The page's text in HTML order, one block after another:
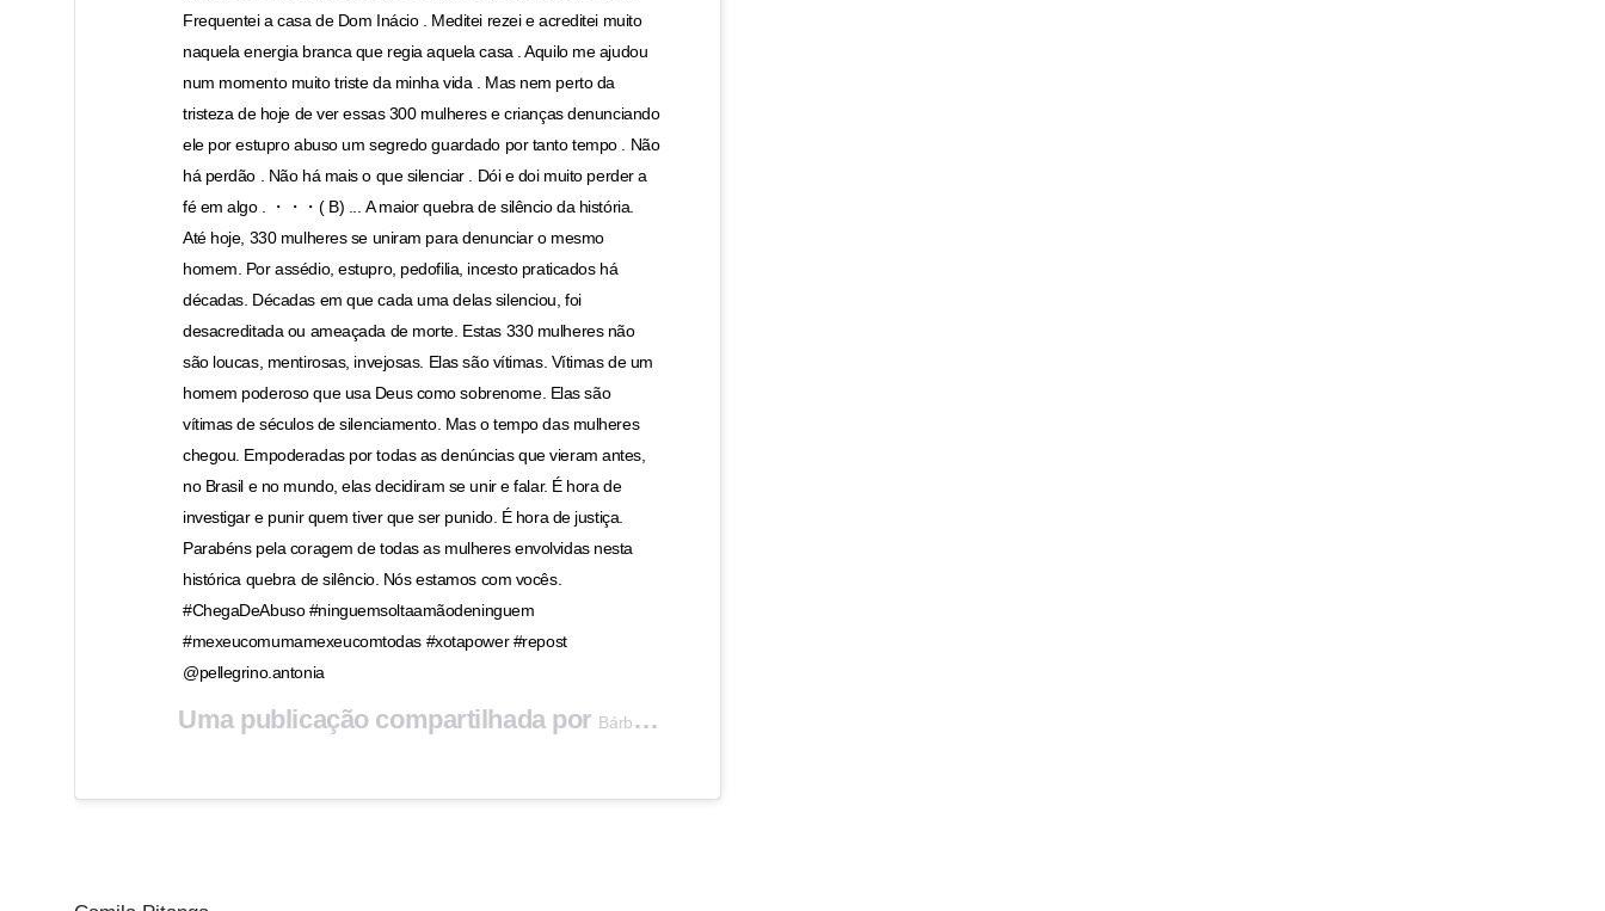
Frequentei a casa de Dom Inácio . Meditei rezei e acreditei muito
naquela energia branca que regia aquela casa . Aquilo me ajudou
num momento muito triste da minha vida . Mas nem perto da
tristeza de hoje de ver essas 300 mulheres e crianças denunciando
ele por estupro abuso um segredo guardado por tanto tempo . Não
há perdão . Não há mais o que silenciar . Dói e doi muito perder a
fé em algo . ・・・( B) ... A maior quebra de silêncio da história.
Até hoje, 330 mulheres se uniram para denunciar o mesmo
homem. Por assédio, estupro, pedofilia, incesto praticados há
décadas. Décadas em que cada uma delas silenciou, foi
desacreditada ou ameaçada de morte. Estas 330 mulheres não
são loucas, mentirosas, invejosas. Elas são vítimas. Vítimas de um
homem poderoso que usa Deus como sobrenome. Elas são
vítimas de séculos de silenciamento. Mas o tempo das mulheres
chegou. Empoderadas por todas as denúncias que vieram antes,
no Brasil e no mundo, elas decidiram se unir e falar. É hora de
investigar e punir quem tiver que ser punido. É hora de justiça.
Parabéns pela coragem de todas as mulheres envolvidas nesta
histórica quebra de silêncio. Nós estamos com vocês.
#ChegaDeAbuso #ninguemsoltaamãodeninguem
#mexeucomumamexeucomtodas #xotapower #repost
@pellegrino.antonia
Uma publicação compartilhada por Bárbara Paz